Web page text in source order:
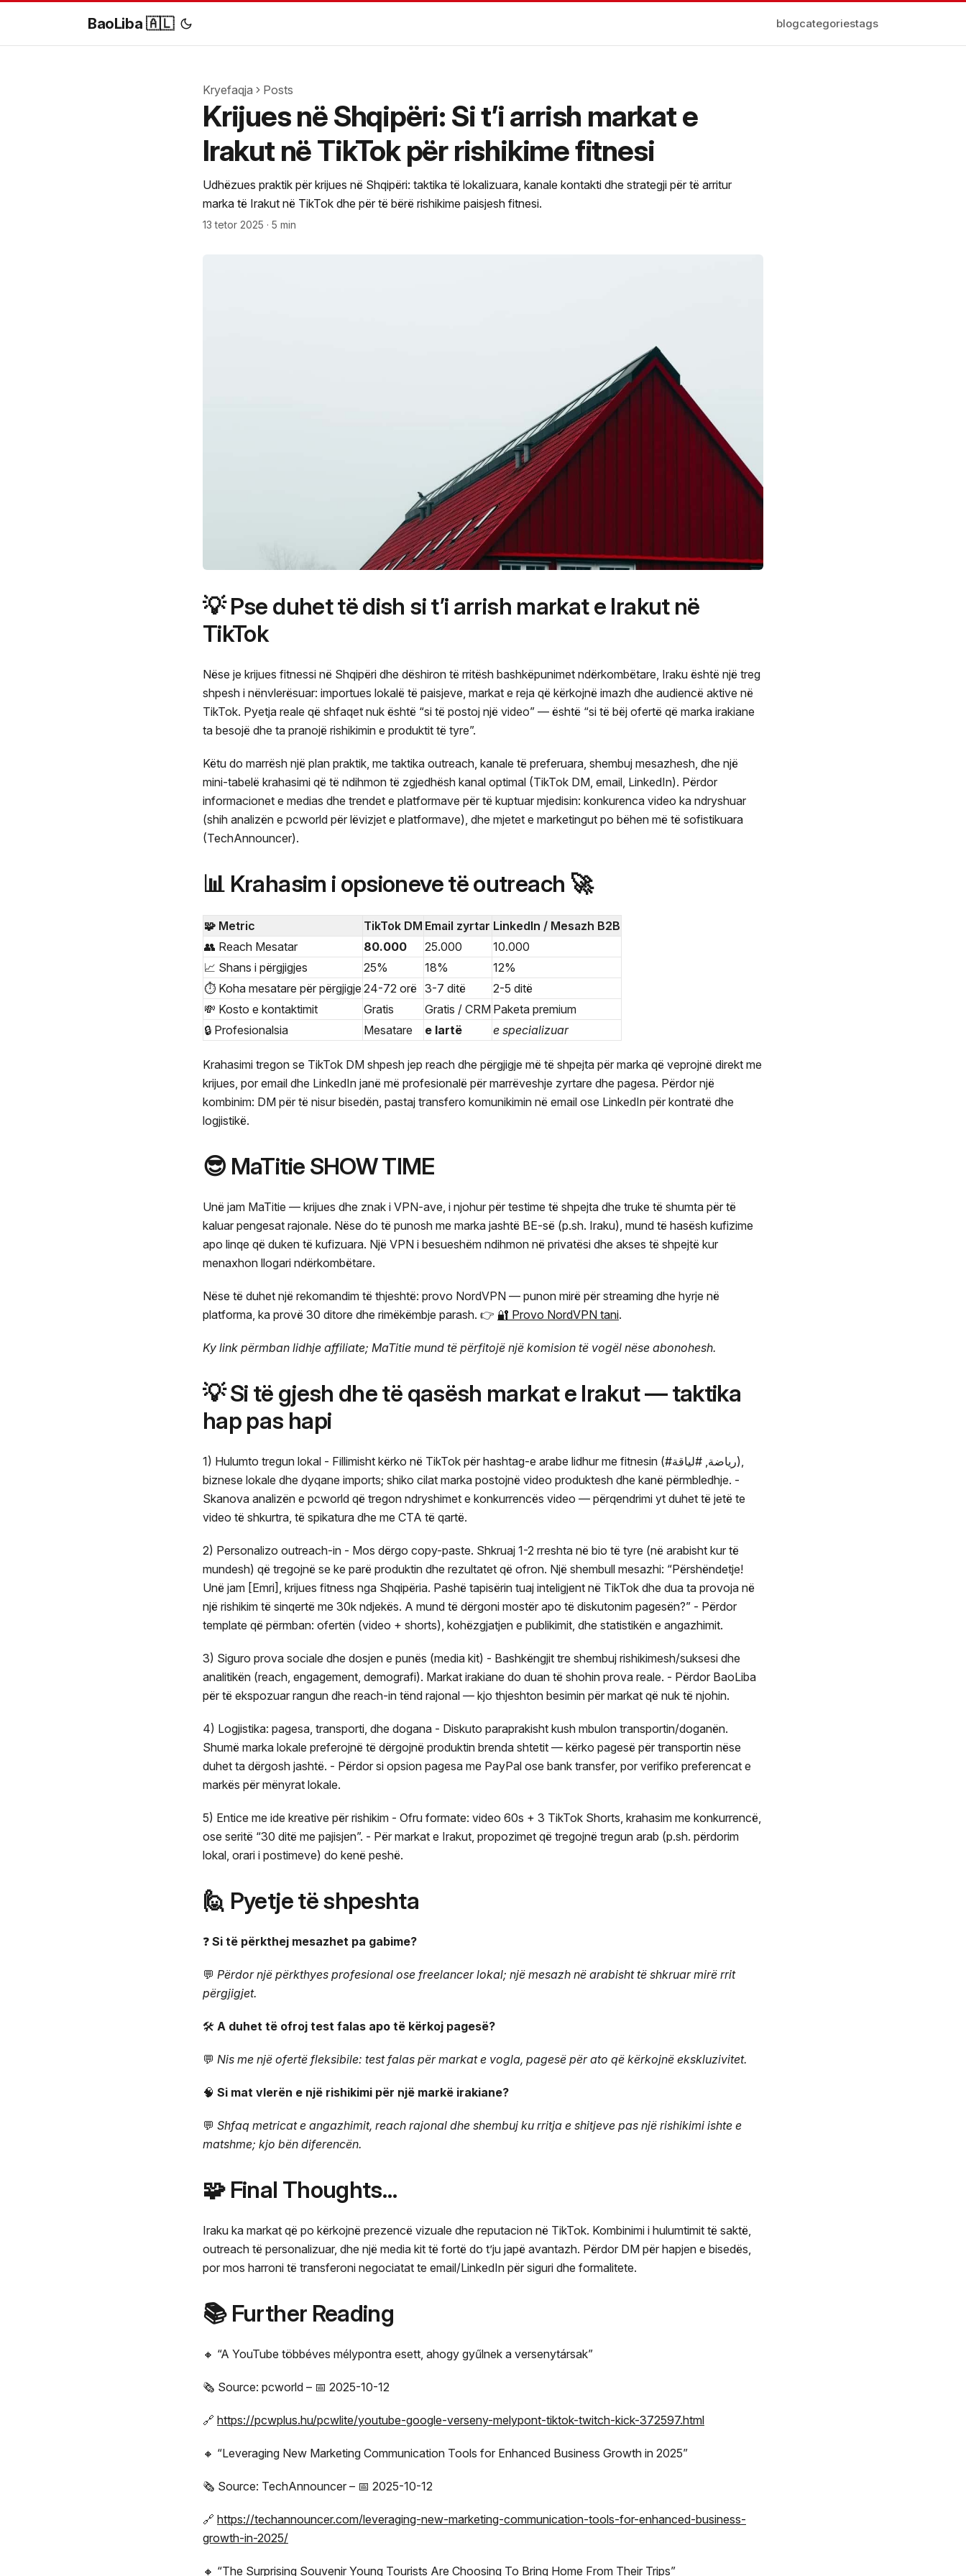
BaoLiba 🇦🇱 blogcategoriestags
Kryefaqja Posts
Krijues në Shqipëri: Si t’i arrish markat e
Irakut në TikTok për rishikime fitnesi
Udhëzues praktik për krijues në Shqipëri: taktika të lokalizuara, kanale kontakti dhe strategji për të arritur
marka të Irakut në TikTok dhe për të bërë rishikime paisjesh fitnesi.
13 tetor 2025 · 5 min
💡 Pse duhet të dish si t’i arrish markat e Irakut në
TikTok
Nëse je krijues fitnessi në Shqipëri dhe dëshiron të rritësh bashkëpunimet ndërkombëtare, Iraku është një treg
shpesh i nënvlerësuar: importues lokalë të paisjeve, markat e reja që kërkojnë imazh dhe audiencë aktive në
TikTok. Pyetja reale që shfaqet nuk është “si të postoj një video” — është “si të bëj ofertë që marka irakiane
ta besojë dhe ta pranojë rishikimin e produktit të tyre”.
Këtu do marrësh një plan praktik, me taktika outreach, kanale të preferuara, shembuj mesazhesh, dhe një
mini-tabelë krahasimi që të ndihmon të zgjedhësh kanal optimal (TikTok DM, email, LinkedIn). Përdor
informacionet e medias dhe trendet e platformave për të kuptuar mjedisin: konkurenca video ka ndryshuar
(shih analizën e pcworld për lëvizjet e platformave), dhe mjetet e marketingut po bëhen më të sofistikuara
(TechAnnouncer).
📊 Krahasim i opsioneve të outreach 🚀
🧩 Metric TikTok DM Email zyrtar LinkedIn / Mesazh B2B
👥 Reach Mesatar
80.000 25.000
10.000
📈 Shans i përgjigjes
25% 18%
12%
⏱️ Koha mesatare për përgjigje 24-72 orë 3-7 ditë
2-5 ditë
💸 Kosto e kontaktimit
Gratis Gratis / CRM Paketa premium
🔒 Profesionalsia
Mesatare e lartë e specializuar
Krahasimi tregon se TikTok DM shpesh jep reach dhe përgjigje më të shpejta për marka që veprojnë direkt me
krijues, por email dhe LinkedIn janë më profesionalë për marrëveshje zyrtare dhe pagesa. Përdor një
kombinim: DM për të nisur bisedën, pastaj transfero komunikimin në email ose LinkedIn për kontratë dhe
logjistikë.
😎 MaTitie SHOW TIME
Unë jam MaTitie — krijues dhe znak i VPN-ave, i njohur për testime të shpejta dhe truke të shumta për të
kaluar pengesat rajonale. Nëse do të punosh me marka jashtë BE-së (p.sh. Iraku), mund të hasësh kufizime
apo linqe që duken të kufizuara. Një VPN i besueshëm ndihmon në privatësi dhe akses të shpejtë kur
menaxhon llogari ndërkombëtare.
Nëse të duhet një rekomandim të thjeshtë: provo NordVPN — punon mirë për streaming dhe hyrje në
platforma, ka provë 30 ditore dhe rimëkëmbje parash. 👉 🔐 Provo NordVPN tani.
Ky link përmban lidhje affiliate; MaTitie mund të përfitojë një komision të vogël nëse abonohesh.
💡 Si të gjesh dhe të qasësh markat e Irakut — taktika
hap pas hapi
1) Hulumto tregun lokal - Fillimisht kërko në TikTok për hashtag-e arabe lidhur me fitnesin (#رياضة, #لياقة),
biznese lokale dhe dyqane imports; shiko cilat marka postojnë video produktesh dhe kanë përmbledhje. -
Skanova analizën e pcworld që tregon ndryshimet e konkurrencës video — përqendrimi yt duhet të jetë te
video të shkurtra, të spikatura dhe me CTA të qartë.
2) Personalizo outreach-in - Mos dërgo copy-paste. Shkruaj 1-2 rreshta në bio të tyre (në arabisht kur të
mundesh) që tregojnë se ke parë produktin dhe rezultatet që ofron. Një shembull mesazhi: “Përshëndetje!
Unë jam [Emri], krijues fitness nga Shqipëria. Pashë tapisërin tuaj inteligjent në TikTok dhe dua ta provoja në
një rishikim të sinqertë me 30k ndjekës. A mund të dërgoni mostër apo të diskutonim pagesën?” - Përdor
template që përmban: ofertën (video + shorts), kohëzgjatjen e publikimit, dhe statistikën e angazhimit.
3) Siguro prova sociale dhe dosjen e punës (media kit) - Bashkëngjit tre shembuj rishikimesh/suksesi dhe
analitikën (reach, engagement, demografi). Markat irakiane do duan të shohin prova reale. - Përdor BaoLiba
për të ekspozuar rangun dhe reach-in tënd rajonal — kjo thjeshton besimin për markat që nuk të njohin.
4) Logjistika: pagesa, transporti, dhe dogana - Diskuto paraprakisht kush mbulon transportin/doganën.
Shumë marka lokale preferojnë të dërgojnë produktin brenda shtetit — kërko pagesë për transportin nëse
duhet ta dërgosh jashtë. - Përdor si opsion pagesa me PayPal ose bank transfer, por verifiko preferencat e
markës për mënyrat lokale.
5) Entice me ide kreative për rishikim - Ofru formate: video 60s + 3 TikTok Shorts, krahasim me konkurrencë,
ose seritë “30 ditë me pajisjen”. - Për markat e Irakut, propozimet që tregojnë tregun arab (p.sh. përdorim
lokal, orari i postimeve) do kenë peshë.
🙋 Pyetje të shpeshta
❓ Si të përkthej mesazhet pa gabime?
💬 Përdor një përkthyes profesional ose freelancer lokal; një mesazh në arabisht të shkruar mirë rrit
përgjigjet.
🛠️ A duhet të ofroj test falas apo të kërkoj pagesë?
💬 Nis me një ofertë fleksibile: test falas për markat e vogla, pagesë për ato që kërkojnë ekskluzivitet.
🧠 Si mat vlerën e një rishikimi për një markë irakiane?
💬 Shfaq metricat e angazhimit, reach rajonal dhe shembuj ku rritja e shitjeve pas një rishikimi ishte e
matshme; kjo bën diferencën.
🧩 Final Thoughts…
Iraku ka markat që po kërkojnë prezencë vizuale dhe reputacion në TikTok. Kombinimi i hulumtimit të saktë,
outreach të personalizuar, dhe një media kit të fortë do t’ju japë avantazh. Përdor DM për hapjen e bisedës,
por mos harroni të transferoni negociatat te email/LinkedIn për siguri dhe formalitete.
📚 Further Reading
🔸 “A YouTube többéves mélypontra esett, ahogy gyűlnek a versenytársak”
🗞️ Source: pcworld – 📅 2025-10-12
🔗 https://pcwplus.hu/pcwlite/youtube-google-verseny-melypont-tiktok-twitch-kick-372597.html
🔸 “Leveraging New Marketing Communication Tools for Enhanced Business Growth in 2025”
🗞️ Source: TechAnnouncer – 📅 2025-10-12
🔗 https://techannouncer.com/leveraging-new-marketing-communication-tools-for-enhanced-business-
growth-in-2025/
🔸 “The Surprising Souvenir Young Tourists Are Choosing To Bring Home From Their Trips”